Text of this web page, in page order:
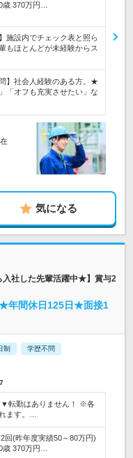
歳 370万円…
施設内でチェック表と照ら
もほとんどが未経験からス
】社会人経験のある方。★
「オフも充実させたい」な
気になる
入社した先輩活躍中★】賞与2
★年間休日125日★面接1
制 学歴不問
▼転勤はありません！ ※各
ます。…
回(昨年度実績50～80万円)
歳 370万円…